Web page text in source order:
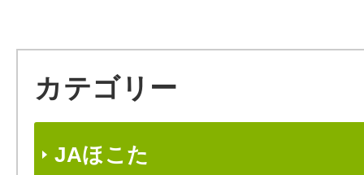
カテゴリー
JAほこた